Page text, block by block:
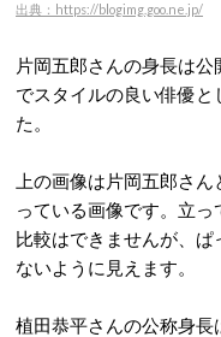
出典：https://blogimg.goo.ne.jp/
片岡五郎さんの身長は
でスタイルの良い俳優
た。
上の画像は片岡五郎さ
っている画像です。立
比較はできませんが、
ないように見えます。
植田恭平さんの公称身長